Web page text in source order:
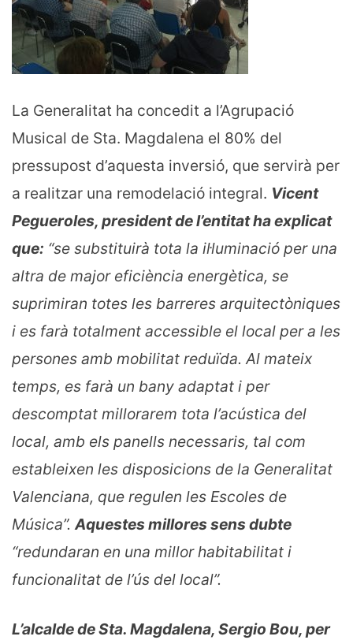
La Generalitat ha concedit a l’Agrupació
Musical de Sta. Magdalena el 80% del
pressupost d’aquesta inversió, que servirà per
a realitzar una remodelació integral. Vicent
Pegueroles, president de l’entitat ha explicat
que: “se substituirà tota la il·luminació per una
altra de major eficiència energètica, se
suprimiran totes les barreres arquitectòniques
i es farà totalment accessible el local per a les
persones amb mobilitat reduïda. Al mateix
temps, es farà un bany adaptat i per
descomptat millorarem tota l’acústica del
local, amb els panells necessaris, tal com
estableixen les disposicions de la Generalitat
Valenciana, que regulen les Escoles de
Música”. Aquestes millores sens dubte
“redundaran en una millor habitabilitat i
funcionalitat de l’ús del local”.
L’alcalde de Sta. Magdalena, Sergio Bou, per